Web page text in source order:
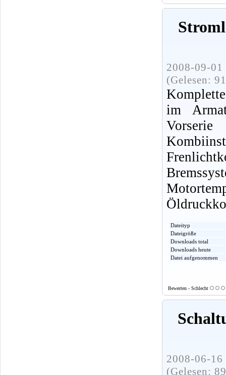
2008-09-
(Gelesen:
im
Dateityp
Dateigröße
Downloads total
Downloads heute
Datei aufgenommen
Bewerten - Schlecht
2008-06-
(Gelesen: